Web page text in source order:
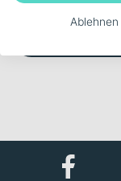
Ablehnen